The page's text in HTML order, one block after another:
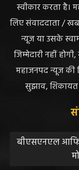
स्वीकार करता है।
लिए संवाददाता /
न्यूज या उसके
जिम्मेदारी नहीं
महाजनपद न्यूज की
सुझाव,
बीएसएनएल